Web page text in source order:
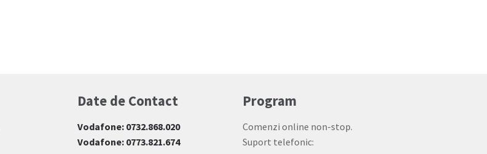
Date de Contact
Vodafone: 0732.868.020
Vodafone: 0773.821.674
Program
Comenzi online non-stop.
Suport telefonic: